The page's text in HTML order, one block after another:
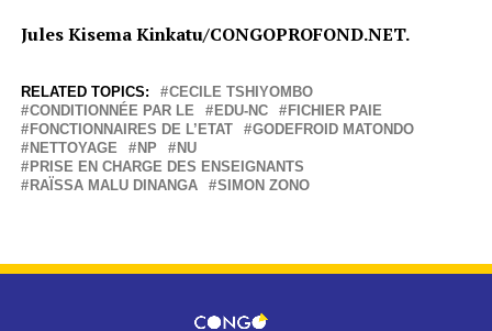
Jules Kisema Kinkatu/CONGOPROFOND.NET.
RELATED TOPICS:
CECILE TSHIYOMBO
CONDITIONNÉE PAR LE
EDU-NC
FICHIER PAIE
FONCTIONNAIRES DE L’ETAT
GODEFROID MATONDO
NETTOYAGE
NP
NU
PRISE EN CHARGE DES ENSEIGNANTS
RAÏSSA MALU DINANGA
SIMON ZONO